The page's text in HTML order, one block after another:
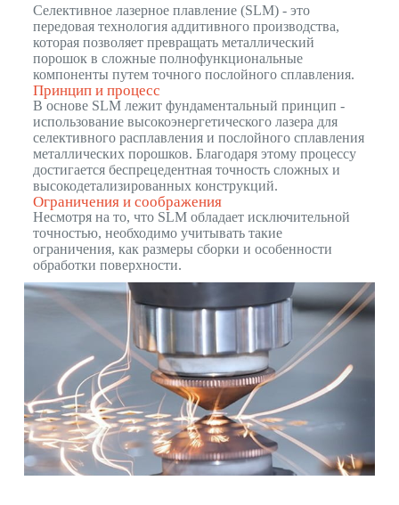
Селективное лазерное плавление (SLM) - это
передовая технология аддитивного производства,
которая позволяет превращать металлический
порошок в сложные полнофункциональные
компоненты путем точного послойного сплавления.
Принцип и процесс
В основе SLM лежит фундаментальный принцип -
использование высокоэнергетического лазера для
селективного расплавления и послойного сплавления
металлических порошков. Благодаря этому процессу
достигается беспрецедентная точность сложных и
высокодетализированных конструкций.
Ограничения и соображения
Несмотря на то, что SLM обладает исключительной
точностью, необходимо учитывать такие
ограничения, как размеры сборки и особенности
обработки поверхности.